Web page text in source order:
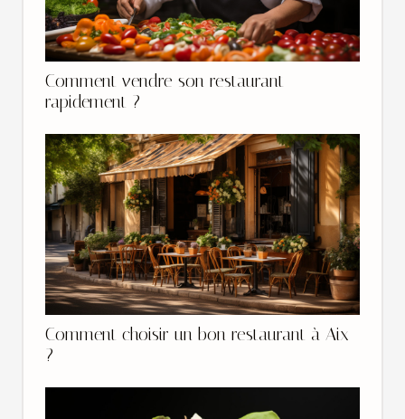
Comment vendre son restaurant
rapidement ?
Comment choisir un bon restaurant à Aix
?